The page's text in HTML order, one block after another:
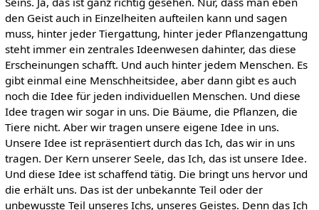
den Geist auch in Einzelheiten aufteilen kann und sagen
muss, hinter jeder Tiergattung, hinter jeder Pflanzengattung
steht immer ein zentrales Ideenwesen dahinter, das diese
Erscheinungen schafft. Und auch hinter jedem Menschen. Es
gibt einmal eine Menschheitsidee, aber dann gibt es auch
noch die Idee für jeden individuellen Menschen. Und diese
Idee tragen wir sogar in uns. Die Bäume, die Pflanzen, die
Tiere nicht. Aber wir tragen unsere eigene Idee in uns.
Unsere Idee ist repräsentiert durch das Ich, das wir in uns
tragen. Der Kern unserer Seele, das Ich, das ist unsere Idee.
Und diese Idee ist schaffend tätig. Die bringt uns hervor und
die erhält uns. Das ist der unbekannte Teil oder der
unbewusste Teil unseres Ichs, unseres Geistes. Denn das Ich